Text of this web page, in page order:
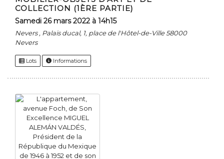
COLLECTION (1ÈRE PARTIE)
samedi 26 mars 2022 à 14h15
Nevers , Palais ducal, 1, place de l'Hôtel-de-Ville 58000
Nevers
Lots Informations